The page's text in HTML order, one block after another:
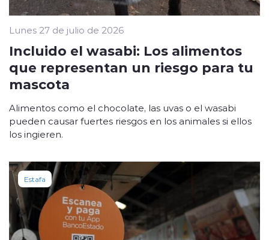
Lunes 27 de julio de 2026
Incluido el wasabi: Los alimentos
que representan un riesgo para tu
mascota
Alimentos como el chocolate, las uvas o el wasabi
pueden causar fuertes riesgos en los animales si ellos
los ingieren.
Estafa